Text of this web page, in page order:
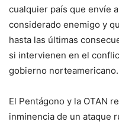
cualquier país que envíe
considerado enemigo y
hasta las últimas
si intervienen en el
gobierno norteamericano.
El Pentágono y la OTAN
inminencia de un ataque